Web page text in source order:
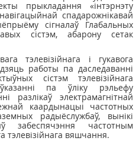
прыкладання «інтэрнэту
спадарожнікавай
сігналаў Глабальных
сістэм, абарону сетак
тэлевізійнага і гукавога
работы па даследаванні
сістэм тэлевізійнага
па ўліку рэльефу
разлікаў электрамагнітнай
каардынацыі частотных
радыёслужбаў, вынікі
забеспячэння частотным
тэлевізійнага вяшчання.